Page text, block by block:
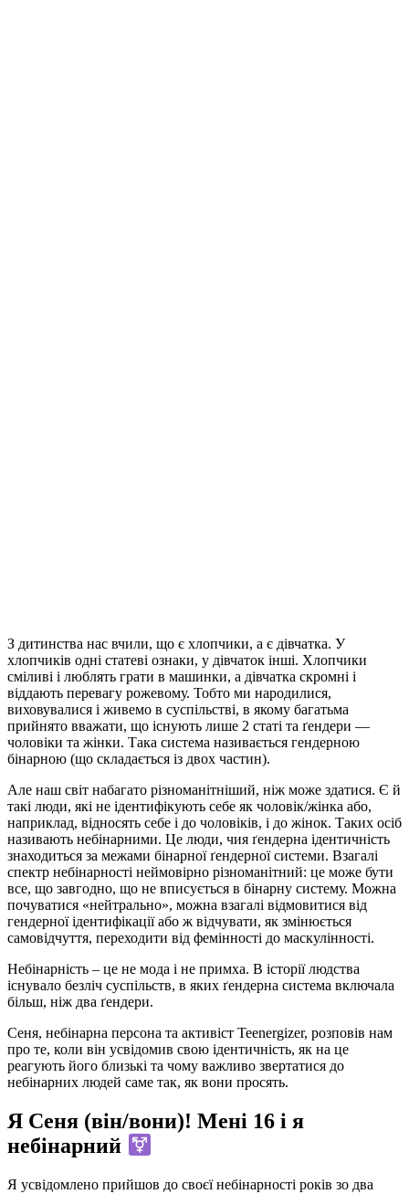
З дитинства нас вчили, що є хлопчики, а є дівчатка. У
хлопчиків одні статеві ознаки, у дівчаток інші. Хлопчики
сміливі і люблять грати в машинки, а дівчатка скромні і
віддають перевагу рожевому. Тобто ми народилися,
виховувалися і живемо в суспільстві, в якому багатьма
прийнято вважати, що існують лише 2 статі та ґендери —
чоловіки та жінки. Така система називається гендерною
бінарною (що складається із двох частин).
Але наш світ набагато різноманітніший, ніж може здатися. Є й
такі люди, які не ідентифікують себе як чоловік/жінка або,
наприклад, відносять себе і до чоловіків, і до жінок. Таких осіб
називають небінарними. Це люди, чия ґендерна ідентичність
знаходиться за межами бінарної ґендерної системи. Взагалі
спектр небінарності неймовірно різноманітний: це може бути
все, що завгодно, що не вписується в бінарну систему. Можна
почуватися «нейтрально», можна взагалі відмовитися від
гендерної ідентифікації або ж відчувати, як змінюється
самовідчуття, переходити від фемінності до маскулінності.
Небінарність – це не мода і не примха. В історії людства
існувало безліч суспільств, в яких ґендерна система включала
більш, ніж два ґендери.
Сеня, небінарна персона та активіст Teenergizer, розповів нам
про те, коли він усвідомив свою ідентичність, як на це
реагують його близькі та чому важливо звертатися до
небінарних людей саме так, як вони просять.
Я Сеня (він/вони)! Мені 16 і я
небінарний
Я усвідомлено прийшов до своєї небінарності років зо два